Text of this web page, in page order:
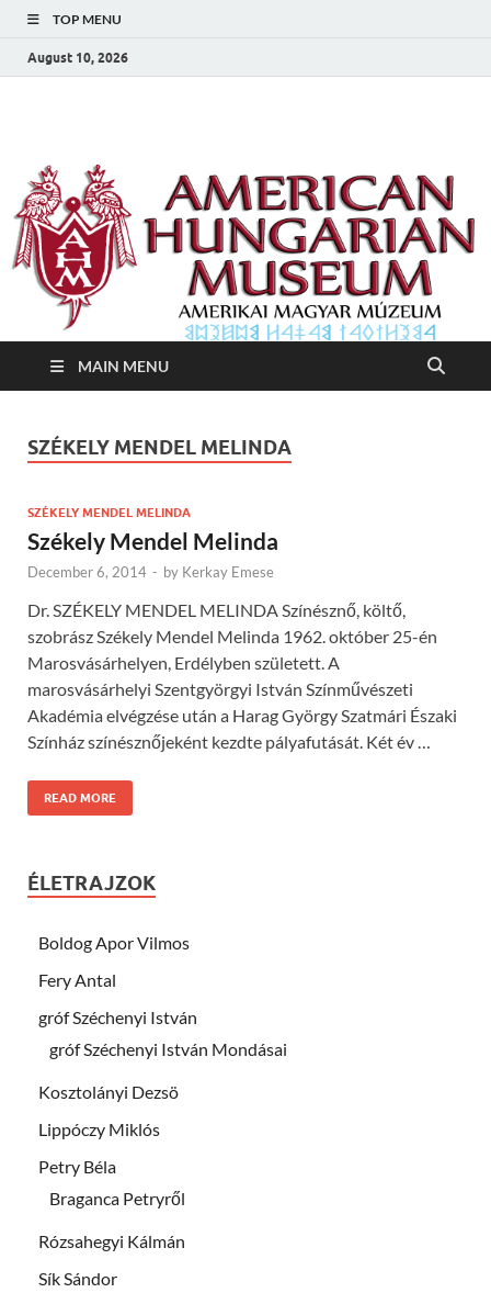
TOP MENU
August 10, 2026
Amerikai Magyar
Múzeum
MAIN MENU
SZÉKELY MENDEL MELINDA
SZÉKELY MENDEL MELINDA
Székely Mendel Melinda
December 6, 2014 - by Kerkay Emese
Dr. SZÉKELY MENDEL MELINDA Színésznő, költő,
szobrász Székely Mendel Melinda 1962. október 25-én
Marosvásárhelyen, Erdélyben született. A
marosvásárhelyi Szentgyörgyi István Színművészeti
Akadémia elvégzése után a Harag György Szatmári Északi
Színház színésznőjeként kezdte pályafutását. Két év …
READ MORE
ÉLETRAJZOK
Boldog Apor Vilmos
Fery Antal
gróf Széchenyi István
gróf Széchenyi István Mondásai
Kosztolányi Dezsö
Lippóczy Miklós
Petry Béla
Braganca Petryről
Rózsahegyi Kálmán
Sík Sándor